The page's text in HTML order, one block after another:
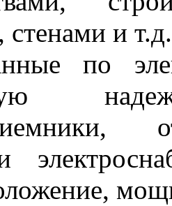
и т.д.
по